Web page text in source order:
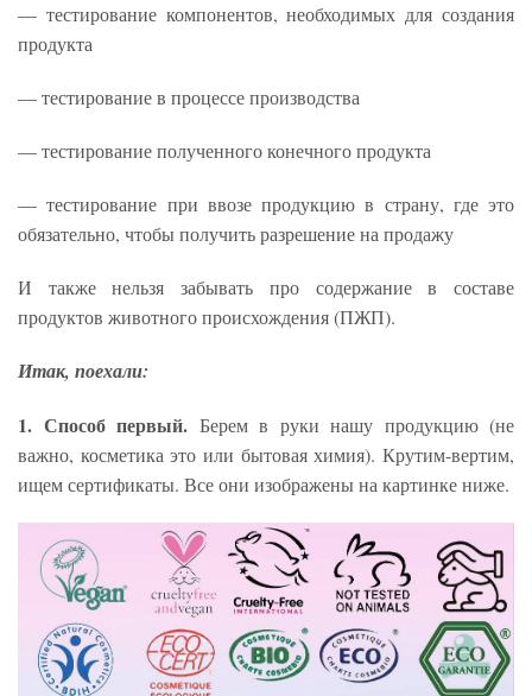
— тестирование компонентов, необходимых для создания
продукта
— тестирование в процессе производства
— тестирование полученного конечного продукта
— тестирование при ввозе продукцию в страну, где это
обязательно, чтобы получить разрешение на продажу
И также нельзя забывать про содержание в составе
продуктов животного происхождения (ПЖП).
Итак, поехали:
1. Способ первый. Берем в руки нашу продукцию (не
важно, косметика это или бытовая химия). Крутим-вертим,
ищем сертификаты. Все они изображены на картинке ниже.